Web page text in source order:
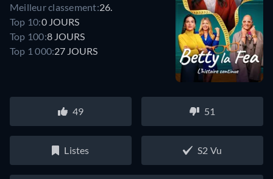
Meilleur classement:26.
Top 10:0 JOURS
Top 100:8 JOURS
Top 1 000:27 JOURS
49 51
Listes S2 Vu